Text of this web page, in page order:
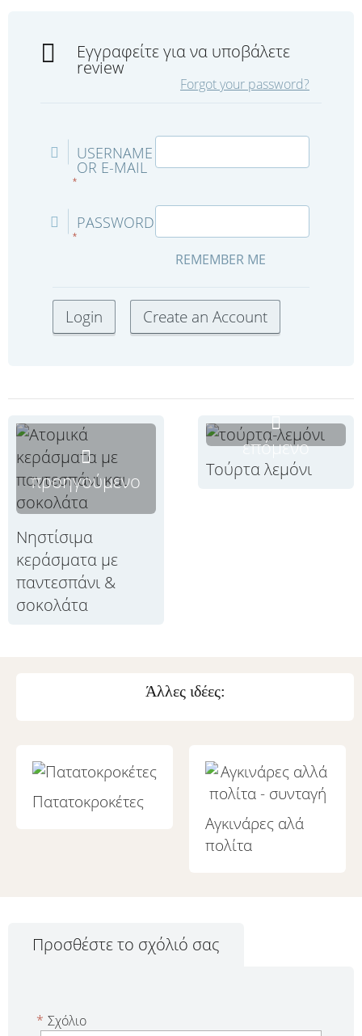
Εγγραφείτε για να υποβάλετε
review
Forgot your password?
USERNAME
OR E-MAIL
*
PASSWORD
*
REMEMBER ME
προηγούμενο
Νηστίσιμα
κεράσματα με
παντεσπάνι &
σοκολάτα
επόμενο
Τούρτα λεμόνι
Άλλες ιδέες:
Πατατοκροκέτες
Αγκινάρες αλά
πολίτα
Προσθέστε το σχόλιό σας
Σχόλιο
*